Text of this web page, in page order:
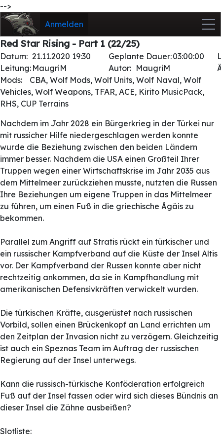
-->
Anmelden
Red Star Rising - Part 1 (22/25)
Datum: 21.11.2020 19:30 Geplante Dauer:03:00:00
Leitung: MaugriM Autor: MaugriM
Mods:
CBA, Wolf Mods, Wolf Units, Wolf Naval, Wolf
Vehicles, Wolf Weapons, TFAR, ACE, Kirito MusicPack,
RHS, CUP Terrains
Nachdem im Jahr 2028 ein Bürgerkrieg in der Türkei nur
mit russicher Hilfe niedergeschlagen werden konnte
wurde die Beziehung zwischen den beiden Ländern
immer besser. Nachdem die USA einen Großteil Ihrer
Truppen wegen einer Wirtschaftskrise im Jahr 2035 aus
dem Mittelmeer zurückziehen musste, nutzten die Russen
Ihre Beziehungen um eigene Truppen in das Mittelmeer
zu führen, um einen Fuß in die griechische Ägäis zu
bekommen.
Parallel zum Angriff auf Stratis rückt ein türkischer und
ein russischer Kampfverband auf die Küste der Insel Altis
vor. Der Kampfverband der Russen konnte aber nicht
rechtzeitig ankommen, da sie in Kampfhandlung mit
amerikanischen Defensivkräften verwickelt wurden.
Die türkischen Kräfte, ausgerüstet nach russischen
Vorbild, sollen einen Brückenkopf an Land errichten um
den Zeitplan der Invasion nicht zu verzögern. Gleichzeitig
ist auch ein Speznas Team im Auftrag der russischen
Regierung auf der Insel unterwegs.
Kann die russisch-türkische Konföderation erfolgreich
Fuß auf der Insel fassen oder wird sich dieses Bündnis an
dieser Insel die Zähne ausbeißen?
Slotliste: